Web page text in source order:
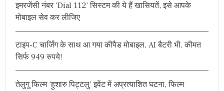
5
కి
లో
ర్యా
इमरजेंसी नंबर ‘Dial 112’ सिस्टम की ये हैं खासियतें, इसे आपके
मोबाइल सेव कर लीजिए
टाइप-C चार्जिंग के साथ आ गया कीपैड मोबाइल, AI बैटरी भी, कीमत
सिर्फ 949 रुपये!
तेलुगु फिल्म ‘हुशारु पिट्टलु’ इवेंट में अप्रत्याशित घटना, फिल्म